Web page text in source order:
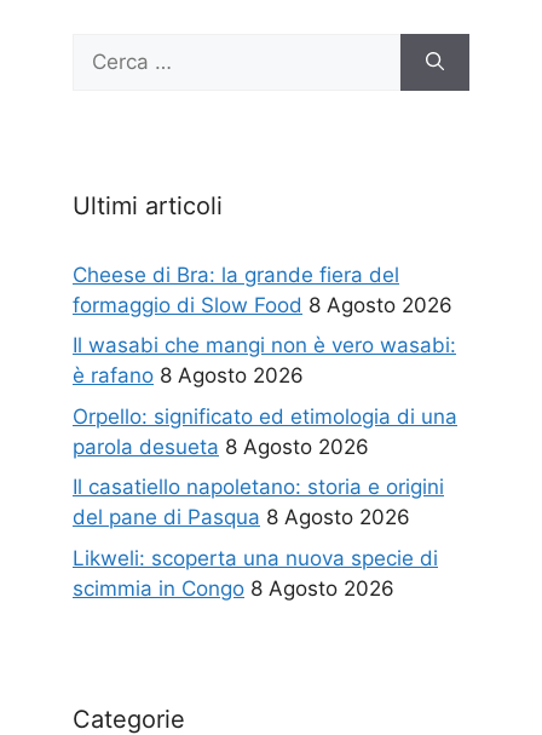
per:
Ultimi articoli
Cheese di Bra: la grande fiera del
formaggio di Slow Food 8 Agosto 2026
Il wasabi che mangi non è vero wasabi:
è rafano 8 Agosto 2026
Orpello: significato ed etimologia di una
parola desueta 8 Agosto 2026
Il casatiello napoletano: storia e origini
del pane di Pasqua 8 Agosto 2026
Likweli: scoperta una nuova specie di
scimmia in Congo 8 Agosto 2026
Categorie